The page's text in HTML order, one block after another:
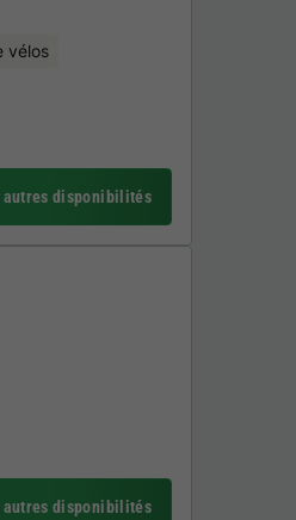
vélos
disponibilités
disponibilités